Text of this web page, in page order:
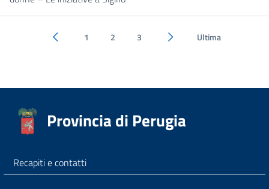
Pagina precedente
1 2 3 Pagina successiva
Ultima
Provincia di Perugia
Recapiti e contatti